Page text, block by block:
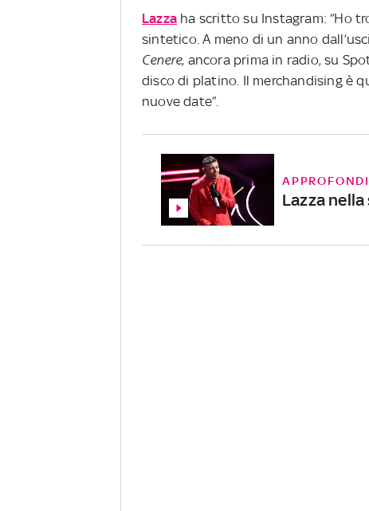
Lazza ha scritto su Instagram: “Ho
sintetico. A meno di un anno
Cenere, ancora prima in radio, su
disco di platino. Il merchandising è
nuove date”.
Lazza